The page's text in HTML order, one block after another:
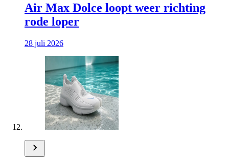
Air Max Dolce loopt weer richting
rode loper
28 juli 2026